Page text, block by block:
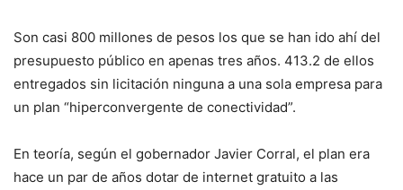
Son casi 800 millones de pesos los que se han ido ahí del
presupuesto público en apenas tres años. 413.2 de ellos
entregados sin licitación ninguna a una sola empresa para
un plan “hiperconvergente de conectividad”.
En teoría, según el gobernador Javier Corral, el plan era
hace un par de años dotar de internet gratuito a las